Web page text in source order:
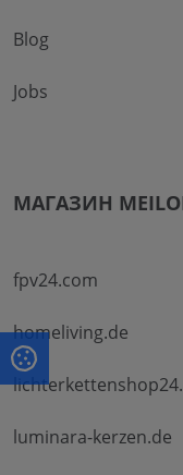
Blog
Jobs
МАГАЗИН
fpv24.com
homeliving.de
luminara-kerzen.de